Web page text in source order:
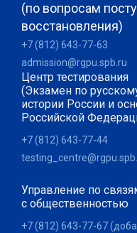
(по вопросам
восстановления)
+7 (812) 643-77-63
admission@rgpu.spb.ru
Центр тестирования
(Экзамен по
истории России и
Российской
+7 (812) 643-77-44
Управление по
с общественностью
+7 (812) 643-77-67